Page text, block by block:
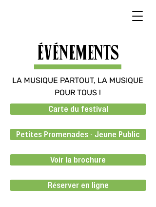
ÉVÉNEMENTS
LA MUSIQUE PARTOUT, LA MUSIQUE
POUR TOUS !
Carte du festival
Petites Promenades - Jeune Public
Voir la brochure
Réserver en ligne